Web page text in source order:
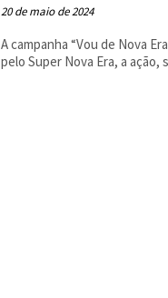
20 de maio de 2024
A campanha “Vou de Nova
pelo Super Nova Era, a ação,